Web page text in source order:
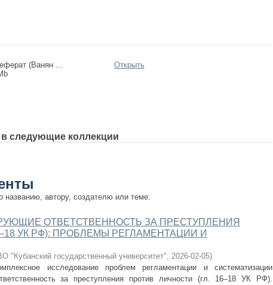
(Ванян ...
Открыть
следующие коллекции
названию, автору, создателю или теме.
ОТВЕТСТВЕННОСТЬ ЗА ПРЕСТУПЛЕНИЯ
УК РФ): ПРОБЛЕМЫ РЕГЛАМЕНТАЦИИ И
"Кубанский государственный университет", 2026-02-05)
исследование проблем регламентации и систематизации
за преступления против личности (гл. 16–18 УК РФ).